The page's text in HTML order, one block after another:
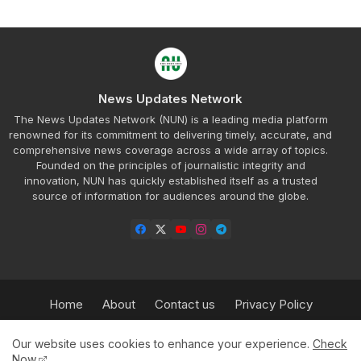
News Updates Network
The News Updates Network (NUN) is a leading media platform
renowned for its commitment to delivering timely, accurate, and
comprehensive news coverage across a wide array of topics.
Founded on the principles of journalistic integrity and
innovation, NUN has quickly established itself as a trusted
source of information for audiences around the globe.
Home About Contact us
Privacy Policy
Our website uses cookies to enhance your experience. Check